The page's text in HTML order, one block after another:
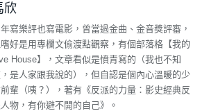
欣
寫樂評也寫電影，曾當過金曲、金音獎評審，
好是用專欄文偷渡點觀察，有個部落格【我的
House】，文章看似是憤青寫的（我也不知
是人家跟我說的），但自認是個內心溫暖的少
輩（咦？），著有《反派的力量：影史經典反
物，有你避不開的自己》。